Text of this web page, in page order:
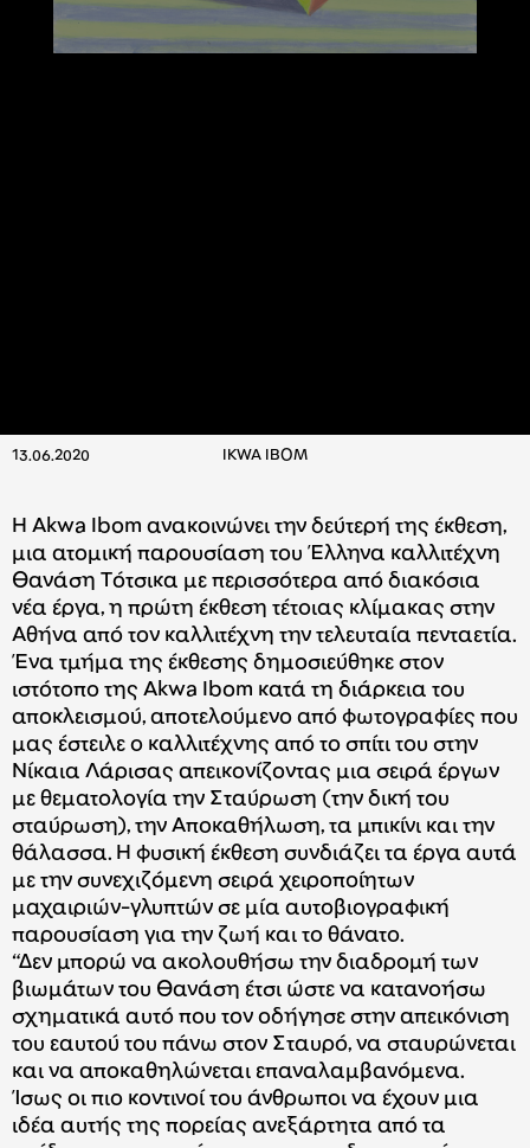
13.06.2020 IKWA IBOM
Η Akwa Ibom ανακοινώνει την δεύτερή της έκθεση,
μια ατομική παρουσίαση του Έλληνα καλλιτέχνη
Θανάση Τότσικα με περισσότερα από διακόσια
νέα έργα, η πρώτη έκθεση τέτοιας κλίμακας στην
Αθήνα από τον καλλιτέχνη την τελευταία πενταετία.
Ένα τμήμα της έκθεσης δημοσιεύθηκε στον
ιστότοπο της Akwa Ibom κατά τη διάρκεια του
αποκλεισμού, αποτελούμενο από φωτογραφίες που
μας έστειλε ο καλλιτέχνης από το σπίτι του στην
Νίκαια Λάρισας απεικονίζοντας μια σειρά έργων
με θεματολογία την Σταύρωση (την δική του
σταύρωση), την Αποκαθήλωση, τα μπικίνι και την
θάλασσα. Η φυσική έκθεση συνδιάζει τα έργα αυτά
με την συνεχιζόμενη σειρά χειροποίητων
μαχαιριών-γλυπτών σε μία αυτοβιογραφική
παρουσίαση για την ζωή και το θάνατο.
“Δεν μπορώ να ακολουθήσω την διαδρομή των
βιωμάτων του Θανάση έτσι ώστε να κατανοήσω
σχηματικά αυτό που τον οδήγησε στην απεικόνιση
του εαυτού του πάνω στον Σταυρό, να σταυρώνεται
και να αποκαθηλώνεται επαναλαμβανόμενα.
Ίσως οι πιο κοντινοί του άνθρωποι να έχουν μια
ιδέα αυτής της πορείας ανεξάρτητα από τα